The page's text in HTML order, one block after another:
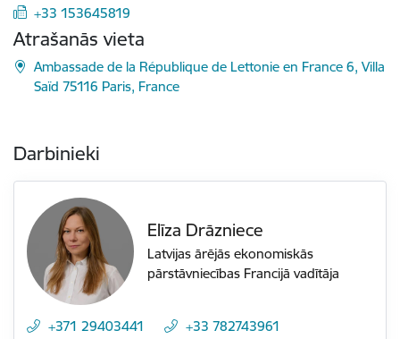
+33 153645819
Atrašanās vieta
Ambassade de la République de Lettonie en France 6, Villa
Saïd 75116 Paris, France
Darbinieki
Elīza Drāzniece
Latvijas ārējās ekonomiskās
pārstāvniecības Francijā vadītāja
+371 29403441
+33 782743961